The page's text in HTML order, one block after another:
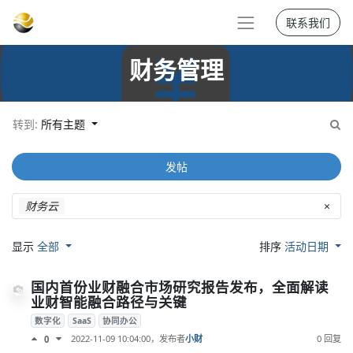
联系我们
财务管理
转到: 所有主题
财务云 ×
发帖
显示 全部 排序活动日期
国内首份业财融合市场研究报告发布，全面解读
业财智能融合路径与关键
数字化 SaaS 协同办公
0 2022-11-09 10:04:00，发布者小财 0 回复